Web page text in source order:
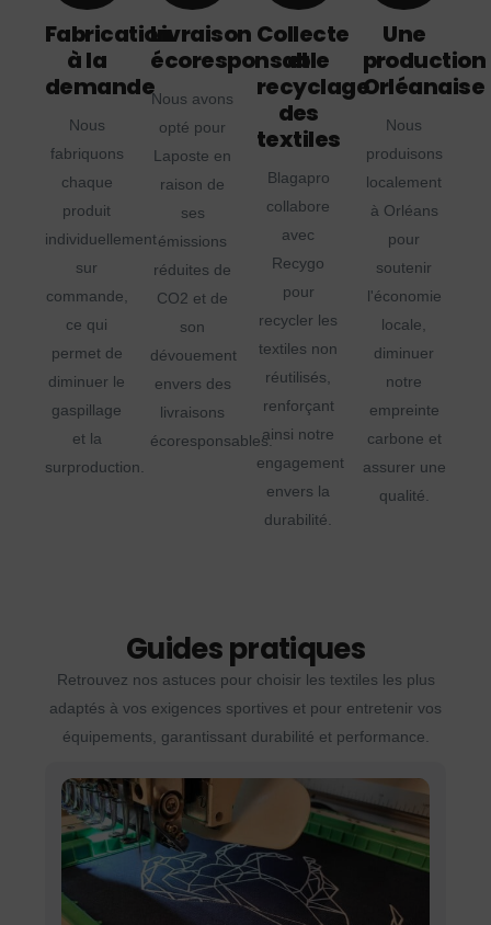
Fabrication
à la
demande
Nous
fabriquons
chaque
produit
individuellement
sur
commande,
ce qui
permet de
diminuer le
gaspillage
et la
surproduction.
Livraison
écoresponsable
Nous avons
opté pour
Laposte en
raison de
ses
émissions
réduites de
CO2 et de
son
dévouement
envers des
livraisons
écoresponsables.
Collecte
et
recyclage
des
textiles
Blagapro
collabore
avec
Recygo
pour
recycler les
textiles non
réutilisés,
renforçant
ainsi notre
engagement
envers la
durabilité.
Une
production
Orléanaise
Nous
produisons
localement
à Orléans
pour
soutenir
l'économie
locale,
diminuer
notre
empreinte
carbone et
assurer une
qualité.
Guides pratiques
Retrouvez nos astuces pour choisir les textiles les plus
adaptés à vos exigences sportives et pour entretenir vos
équipements, garantissant durabilité et performance.